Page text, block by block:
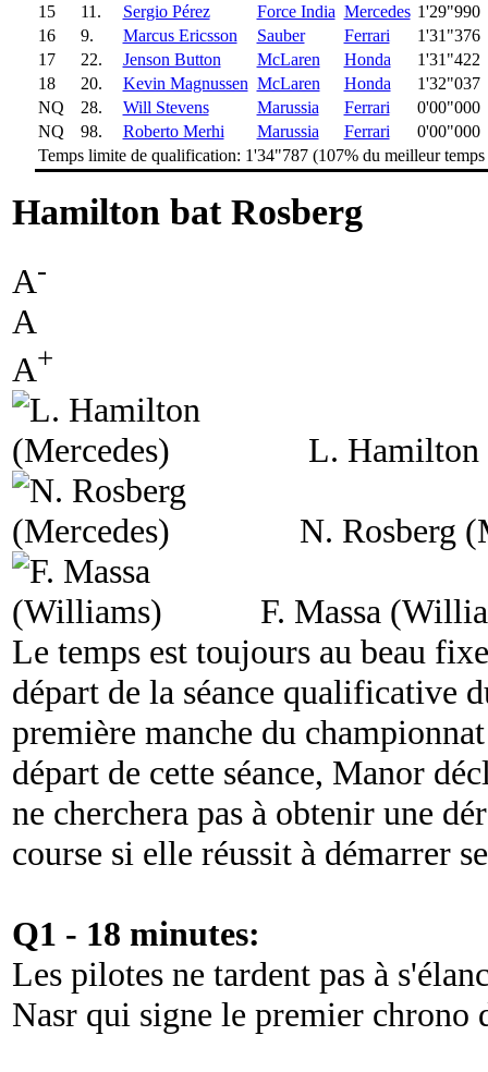
15
11. Sergio Pérez Force India Mercedes 1'29"990
16
9. Marcus Ericsson Sauber Ferrari
1'31"376
17
22. Jenson Button McLaren Honda
1'31"422
18
20. Kevin Magnussen McLaren Honda
1'32"037
NQ
28. Will Stevens Marussia Ferrari
0'00"000
NQ
98. Roberto Merhi Marussia Ferrari
0'00"000
Temps limite de qualification: 1'34"787 (107% du meilleur
Hamilton bat Rosberg
A-
A
A+
L. Hamilton
N. Rosberg
F. Massa
Le temps est toujours au beau
départ de la séance qualificative
première manche du
départ de cette séance, Manor
ne cherchera pas à obtenir une
course si elle réussit à démarrer
Q1 - 18 minutes:
Les pilotes ne tardent pas à
Nasr qui signe le premier chrono